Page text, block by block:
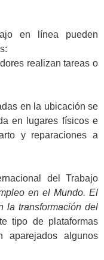
en línea pueden
realizan tareas o
en la ubicación se
en lugares físicos e
y reparaciones a
del Trabajo
en el Mundo. El
la transformación del
tipo de plataformas
aparejados algunos